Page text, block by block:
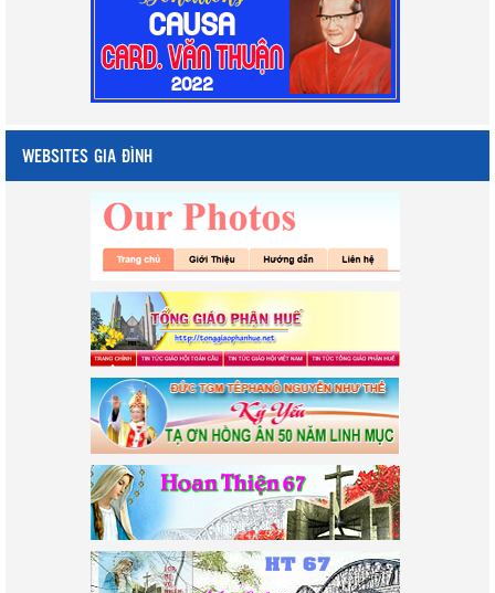
WEBSITES GIA ĐÌNH